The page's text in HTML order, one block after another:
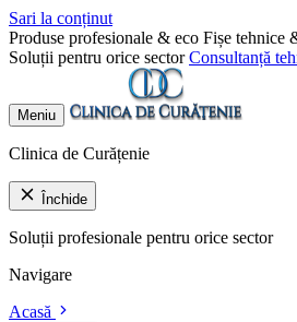
Sari la conținut
Produse profesionale & eco Fișe tehnice
Soluții pentru orice sector Consultanță
Meniu
Clinica de Curățenie
Închide
Soluții profesionale pentru orice sector
Navigare
Acasă